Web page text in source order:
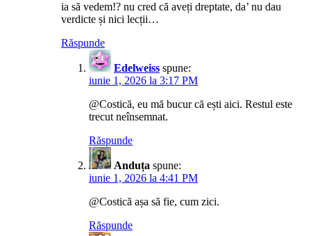
ia să vedem!? nu cred că aveți dreptate, da’ nu dau
verdicte și nici lecții…
Răspunde
Edelweiss spune:
iunie 1, 2026 la 3:17 PM
@Costică, eu mă bucur că ești aici. Restul este
trecut neînsemnat.
Răspunde
Anduța spune:
iunie 1, 2026 la 4:41 PM
@Costică așa să fie, cum zici.
Răspunde